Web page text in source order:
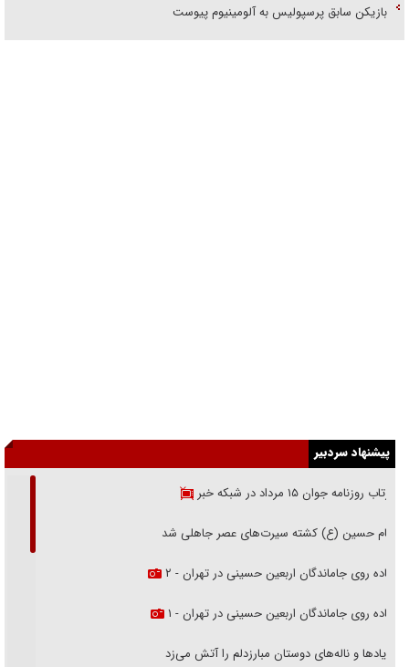
بازیکن سابق پرسپولیس به آلومینیوم پیوست
پیشنهاد سردبیر
بازتاب روزنامه جوان ۱۵ مرداد در شبکه خبر
امام حسین (ع) کشته سیرت‌های عصر جاهلی شد
پیاده روی جاماندگان اربعین حسینی در تهران - ۲
پیاده روی جاماندگان اربعین حسینی در تهران - ۱
فریاد‌ها و ناله‌های دوستان مبارزدلم را آتش می‌زد